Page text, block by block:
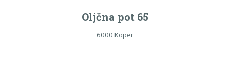
Oljčna pot 65
6000 Koper